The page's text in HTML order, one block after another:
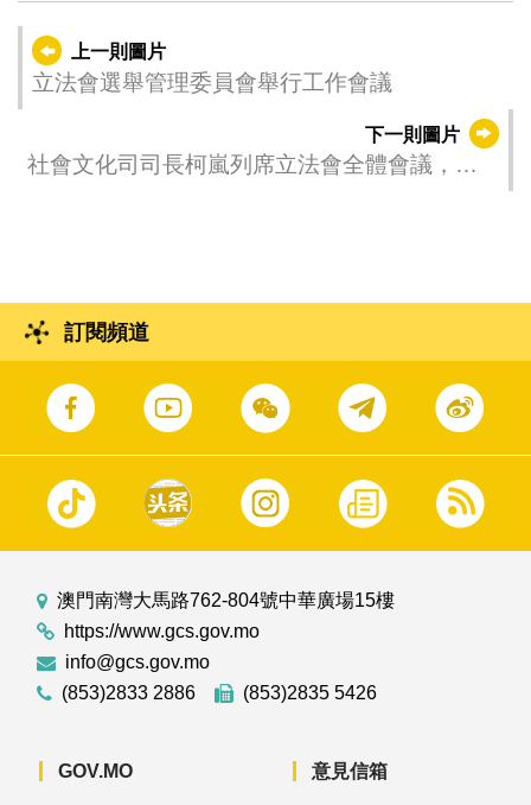
上一則圖片
立法會選舉管理委員會舉行工作會議
下一則圖片
社會文化司司長柯嵐列席立法會全體會議，議
則〉》法案。
訂閱頻道
澳門南灣大馬路762-804號中華廣場15樓
https://www.gcs.gov.mo
info@gcs.gov.mo
(853)2833 2886
(853)2835 5426
GOV.MO 意見信箱